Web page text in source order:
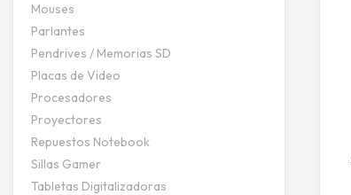
Mouses
Parlantes
Pendrives / Memorias SD
Placas de Video
Procesadores
Proyectores
Repuestos Notebook
Sillas Gamer
Tabletas Digitalizadoras